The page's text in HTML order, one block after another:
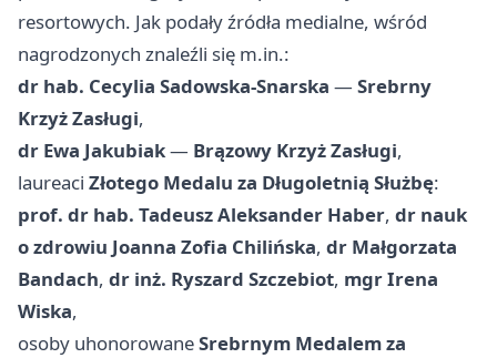
resortowych. Jak podały źródła medialne, wśród
nagrodzonych znaleźli się m.in.:
dr hab. Cecylia Sadowska‑Snarska — Srebrny
Krzyż Zasługi,
dr Ewa Jakubiak— Brązowy Krzyż Zasługi,
laureaci Złotego Medalu za Długoletnią Służbę:
prof. dr hab. Tadeusz Aleksander Haber, dr nauk
o zdrowiu Joanna Zofia Chilińska, dr Małgorzata
Bandach, dr inż. Ryszard Szczebiot, mgr Irena
Wiska,
osoby uhonorowaneSrebrnym Medalem za